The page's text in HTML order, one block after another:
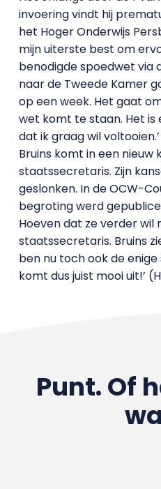
invoering vindt hij
het Hoger Onderwijs
mijn uiterste best om
benodigde spoedwet via
naar de Tweede Kamer
op een week. Het gaat
wet komt te staan. Het is
dat ik graag wil voltooien.’
Bruins komt in een
staatssecretaris. Zijn
geslonken. In de OCW-
begroting werd
Hoeven dat ze verder wil
staatssecretaris. Bruins
ben nu toch ook de
komt dus juist mooi uit!’
Punt. Of